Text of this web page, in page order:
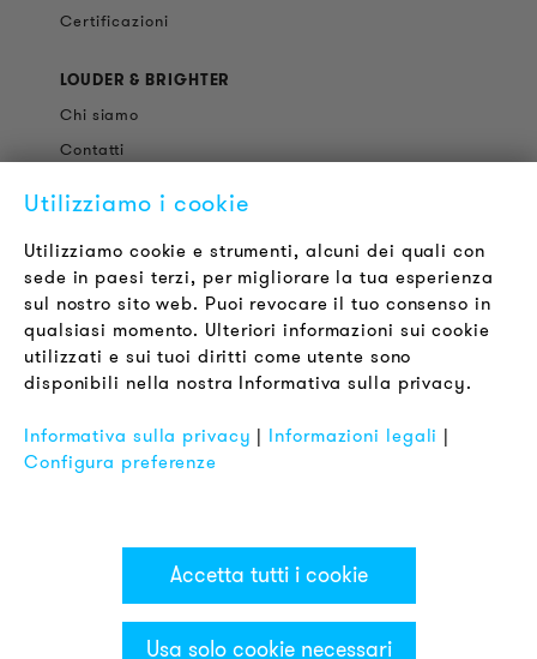
Certificazioni
LOUDER & BRIGHTER
Chi siamo
Contatti
Newsletter
LEGALE
Termini & Condizioni
Informativa sulla Privacy
Impronta
Utilizziamo i cookie
Utilizziamo cookie e strumenti, alcuni dei quali con
sede in paesi terzi, per migliorare la tua esperienza
sul nostro sito web. Puoi revocare il tuo consenso in
qualsiasi momento. Ulteriori informazioni sui cookie
utilizzati e sui tuoi diritti come utente sono
disponibili nella nostra Informativa sulla privacy.
Informativa sulla privacy | Informazioni legali |
Configura preferenze
Accetta tutti i cookie
Usa solo cookie necessari